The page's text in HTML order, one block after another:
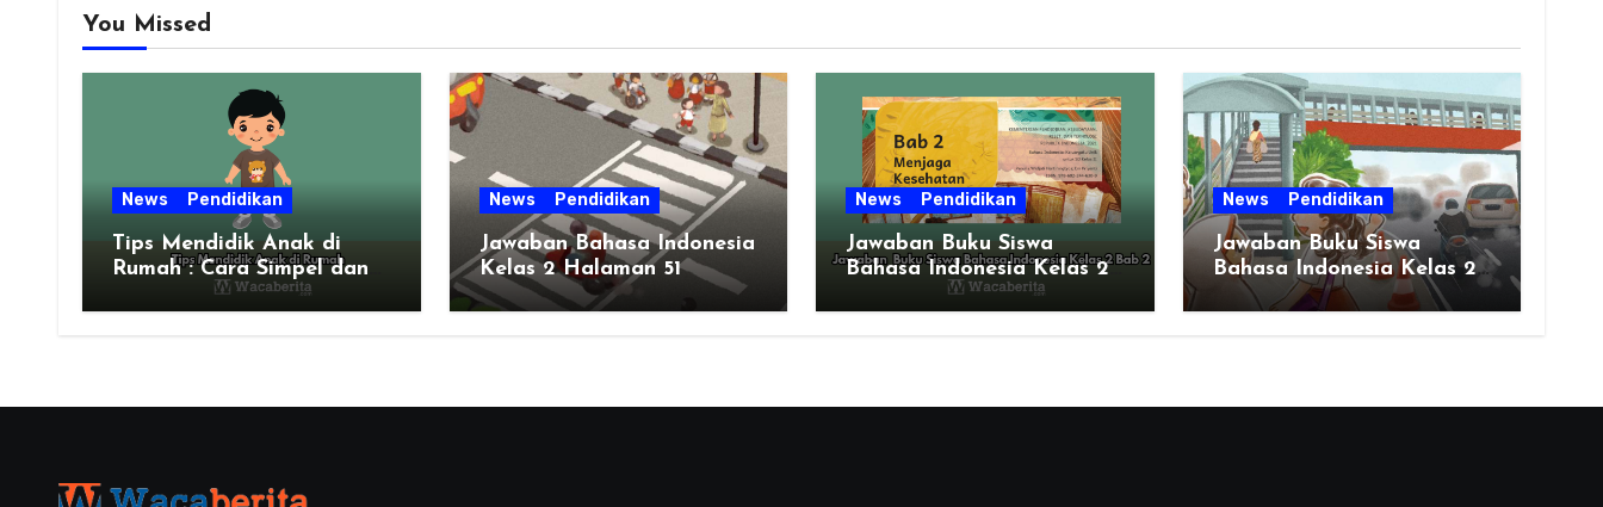
You Missed
News Pendidikan
Tips Mendidik Anak di
Rumah : Cara Simpel dan
Efektif untuk Orang Tua
Zaman Sekarang
News Pendidikan
Jawaban Bahasa Indonesia
Kelas 2 Halaman 51
News Pendidikan
Jawaban Buku Siswa
Bahasa Indonesia Kelas 2
News Pendidikan
Jawaban Buku Siswa
Bahasa Indonesia Kelas 2
Halaman 51 BAB 2